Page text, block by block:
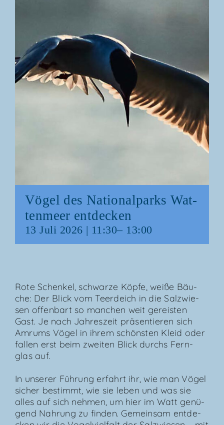
Vögel des Natio­nal­parks Wat­
ten­meer entdecken
13 Juli 2026 | 11:30– 13:00
Rote Schen­kel, schwar­ze Köp­fe, wei­ße Bäu­
che: Der Blick vom Teer­deich in die Salz­wie­
sen offen­bart so man­chen weit gereis­ten
Gast. Je nach Jah­res­zeit prä­sen­tie­ren sich
Amrums Vögel in ihrem schöns­ten Kleid oder
fal­len erst beim zwei­ten Blick durchs Fern­
glas auf.
In unse­rer Füh­rung erfahrt ihr, wie man Vögel
sicher bestimmt, wie sie leben und was sie
alles auf sich neh­men, um hier im Watt genü­
gend Nah­rung zu fin­den. Gemein­sam ent­de­